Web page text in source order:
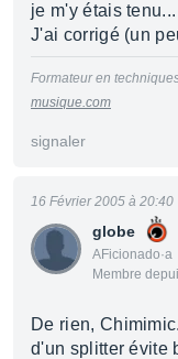
je m'y étais tenu...
J'ai corrigé (un
Formateur en
musique.com
signaler
globe
AFicionado·a
Membre
16 Février 2005 à 20:40
De rien,
d'un splitter évite